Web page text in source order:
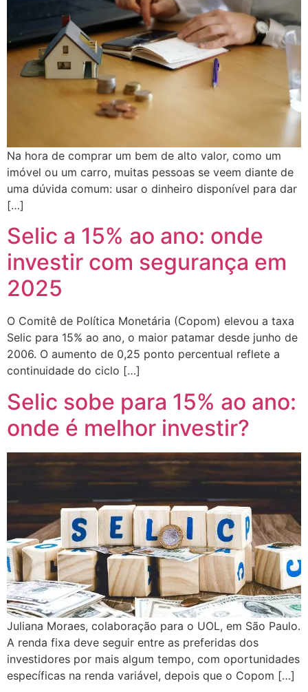
Na hora de comprar um bem de alto valor, como um
imóvel ou um carro, muitas pessoas se veem diante de
uma dúvida comum: usar o dinheiro disponível para dar
[…]
Selic a 15% ao ano: onde
investir com segurança em
2025
O Comitê de Política Monetária (Copom) elevou a taxa
Selic para 15% ao ano, o maior patamar desde junho de
2006. O aumento de 0,25 ponto percentual reflete a
continuidade do ciclo […]
Selic sobe para 15% ao ano:
onde é melhor investir?
Juliana Moraes, colaboração para o UOL, em São Paulo.
A renda fixa deve seguir entre as preferidas dos
investidores por mais algum tempo, com oportunidades
específicas na renda variável, depois que o Copom […]